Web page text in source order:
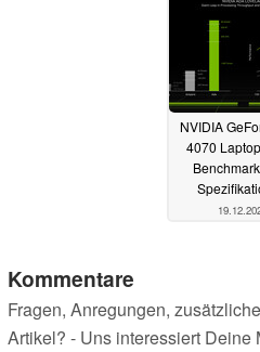
NVIDIA
4070
Kommentare
Fragen, Anregungen,
Artikel? - Uns interessiert Deine